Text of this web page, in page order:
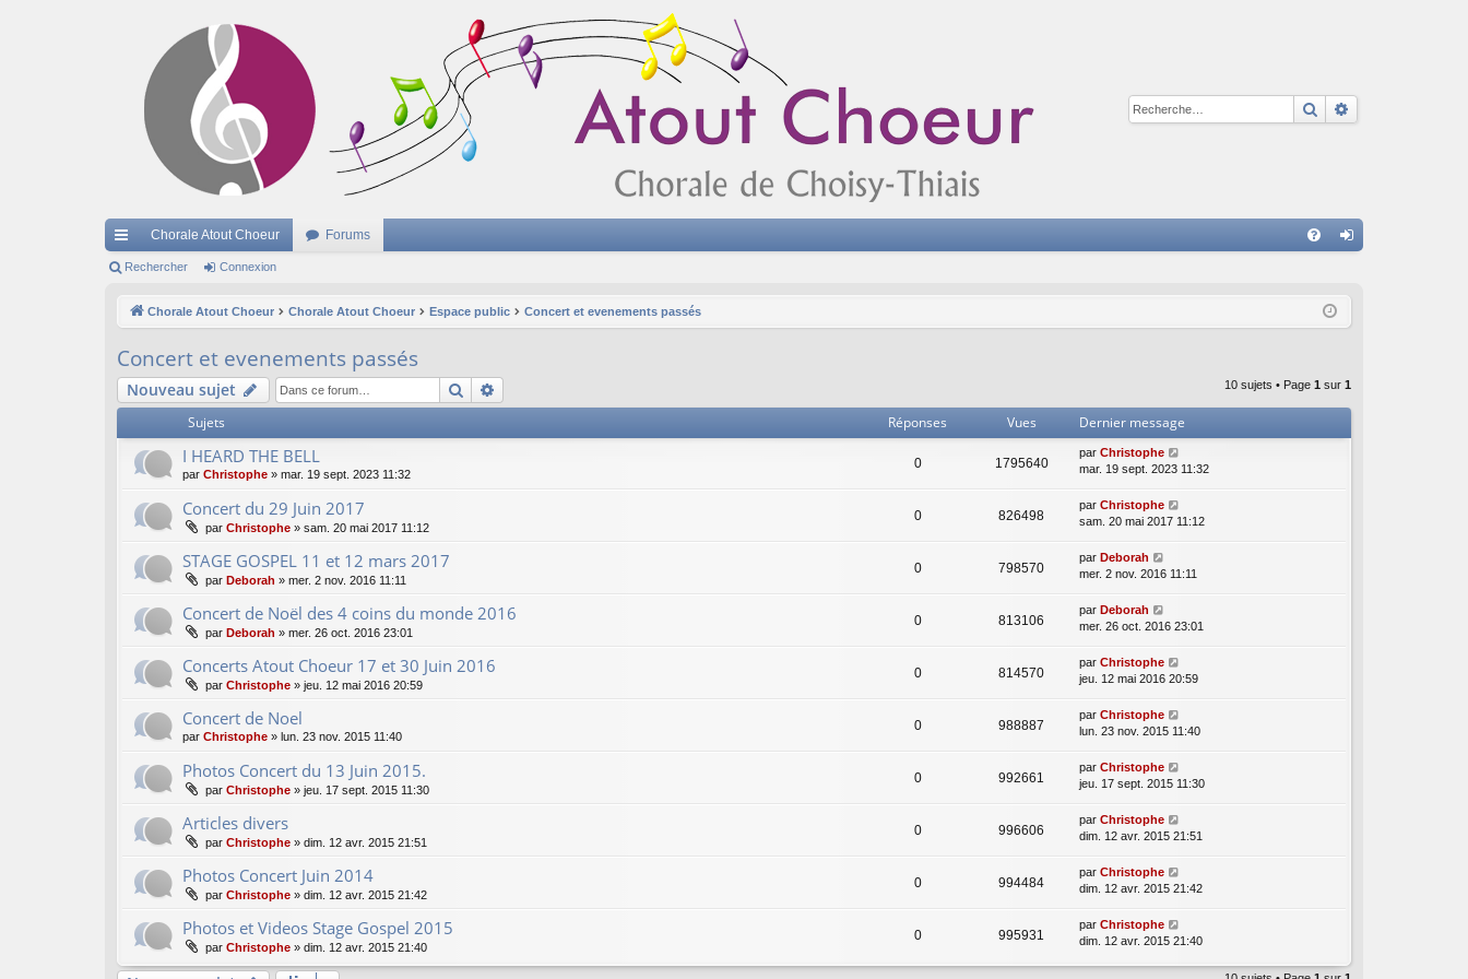
Rechercher
cc
pi
de
Chorale Atout Choeur Forums
ne
Rechercher Connexion
Chorale Atout Choeur Chorale Atout Choeur Espace public Concert et evenements passés
Concert et evenements passés
Nouveau sujet Rechercher 10 sujets • Page 1 sur 1
Sujets Réponses Vues Dernier message
I HEARD THE BELL
par Christophe » mar. 19 sept. 2023 11:32
0 1795640
par Christophe
mar. 19 sept. 2023 11:32
Concert du 29 Juin 2017
par Christophe » sam. 20 mai 2017 11:12
0 826498
par Christophe
sam. 20 mai 2017 11:12
STAGE GOSPEL 11 et 12 mars 2017
par Deborah » mer. 2 nov. 2016 11:11
0 798570
par Deborah
mer. 2 nov. 2016 11:11
Concert de Noël des 4 coins du monde 2016
par Deborah » mer. 26 oct. 2016 23:01
0 813106
par Deborah
mer. 26 oct. 2016 23:01
Concerts Atout Choeur 17 et 30 Juin 2016
par Christophe » jeu. 12 mai 2016 20:59
0 814570
par Christophe
jeu. 12 mai 2016 20:59
Concert de Noel
par Christophe » lun. 23 nov. 2015 11:40
0 988887
par Christophe
lun. 23 nov. 2015 11:40
Photos Concert du 13 Juin 2015.
par Christophe » jeu. 17 sept. 2015 11:30
0 992661
par Christophe
jeu. 17 sept. 2015 11:30
Articles divers
par Christophe » dim. 12 avr. 2015 21:51
0 996606
par Christophe
dim. 12 avr. 2015 21:51
Photos Concert Juin 2014
par Christophe » dim. 12 avr. 2015 21:42
0 994484
par Christophe
dim. 12 avr. 2015 21:42
Photos et Videos Stage Gospel 2015
par Christophe » dim. 12 avr. 2015 21:40
0 995931
par Christophe
dim. 12 avr. 2015 21:40